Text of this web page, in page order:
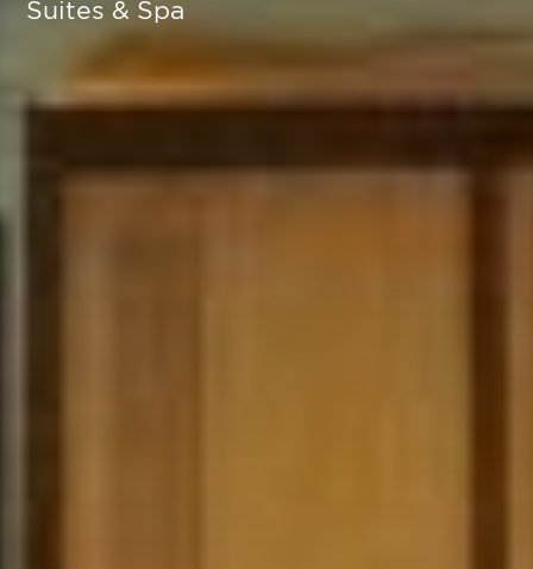
Suites & Spa